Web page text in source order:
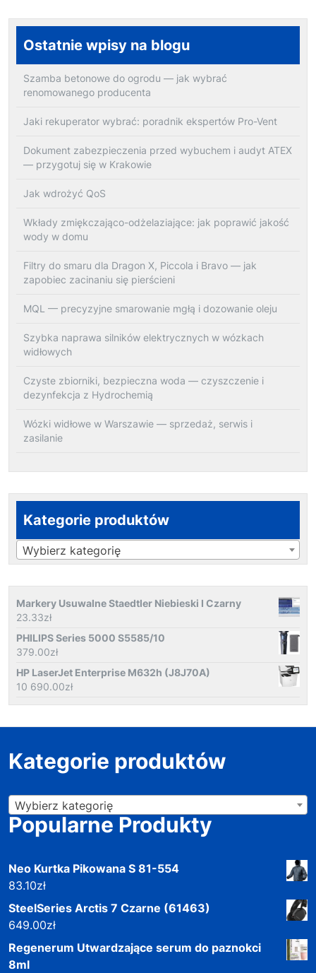
Ostatnie wpisy na blogu
Szamba betonowe do ogrodu — jak wybrać
renomowanego producenta
Jaki rekuperator wybrać: poradnik ekspertów Pro-Vent
Dokument zabezpieczenia przed wybuchem i audyt ATEX
— przygotuj się w Krakowie
Jak wdrożyć QoS
Wkłady zmiękczająco-odżelaziające: jak poprawić jakość
wody w domu
Filtry do smaru dla Dragon X, Piccola i Bravo — jak
zapobiec zacinaniu się pierścieni
MQL — precyzyjne smarowanie mgłą i dozowanie oleju
Szybka naprawa silników elektrycznych w wózkach
widłowych
Czyste zbiorniki, bezpieczna woda — czyszczenie i
dezynfekcja z Hydrochemią
Wózki widłowe w Warszawie — sprzedaż, serwis i
zasilanie
Kategorie produktów
Wybierz kategorię
Markery Usuwalne Staedtler Niebieski I Czarny
23.33zł
PHILIPS Series 5000 S5585/10
379.00zł
HP LaserJet Enterprise M632h (J8J70A)
10 690.00zł
Kategorie produktów
Wybierz kategorię
Popularne Produkty
Neo Kurtka Pikowana S 81-554
83.10zł
SteelSeries Arctis 7 Czarne (61463)
649.00zł
Regenerum Utwardzające serum do paznokci
8ml